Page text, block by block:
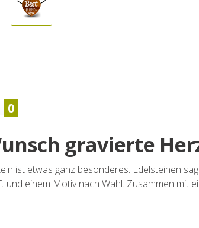
0
gravierte
ist etwas ganz besonderes. Edelsteinen
einem Motiv nach Wahl. Zusammen